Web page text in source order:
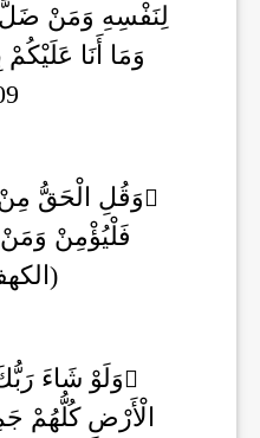
لِنَفْسِهِ وَمَنْ ضَلَّ
وَمَا أَنَا
وَقُلِ الْحَقُّ
فَلْيُؤْمِنْ
وَلَوْ شَاءَ
الْأَرْضِ كُلُّهُمْ